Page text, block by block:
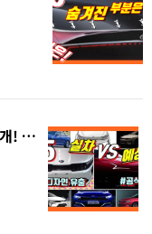
12부! 신형 K5 풀체인지! 유출된 실차 공개! 예상도 비교! 확정된 엔진 라인업 출시일 KIA K5 OPTIMA DL3! 3rd generation! Korean Cars